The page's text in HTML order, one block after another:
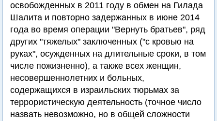
освобожденных в 2011 году в обмен на Гилада
Шалита и повторно задержанных в июне 2014
года во время операции "Вернуть братьев", ряд
других "тяжелых" заключенных ("с кровью на
руках", осужденных на длительные сроки, в том
числе пожизненно), а также всех женщин,
несовершеннолетних и больных,
содержащихся в израильских тюрьмах за
террористическую деятельность (точное число
назвать невозможно, но в общей сложности